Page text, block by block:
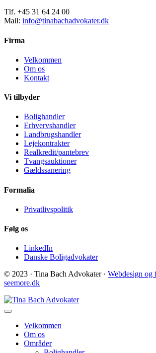
Tlf. +45 31 64 24 00
Mail: info@tinabachadvokater.dk
Firma
Velkommen
Om os
Kontakt
Vi tilbyder
Bolighandler
Erhvervshandler
Landbrugshandler
Lejekontrakter
Realkredit/pantebrev
Tvangsauktioner
Gældssanering
Formalia
Privatlivspolitik
Følg os
LinkedIn
Danske Boligadvokater
© 2023 · Tina Bach Advokater · Webdesign og
seemore.dk
Velkommen
Om os
Områder